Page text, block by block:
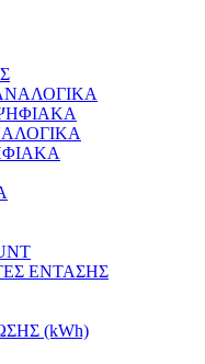
ΕΝΤΑΣΗΣ
(kWh)